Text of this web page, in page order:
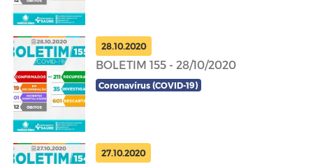
28.10.2020
BOLETIM 155 - 28/10/2020
Coronavírus (COVID-19)
27.10.2020